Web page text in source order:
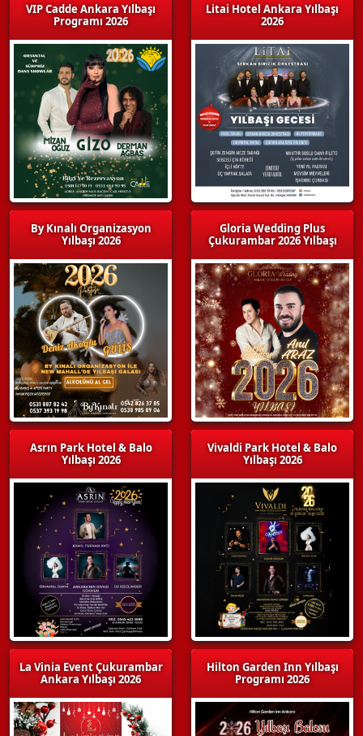
VIP Cadde Ankara Yılbaşı
Programı 2026
By Kınalı Organizasyon
Yılbaşı 2026
Asrın Park Hotel & Balo
Yılbaşı 2026
La Vinia Event Çukurambar
Ankara Yılbaşı 2026
Litai Hotel Ankara Yılbaşı
2026
Gloria Wedding Plus
Çukurambar 2026 Yılbaşı
Vivaldi Park Hotel & Balo
Yılbaşı 2026
Hilton Garden Inn Yılbaşı
Programı 2026